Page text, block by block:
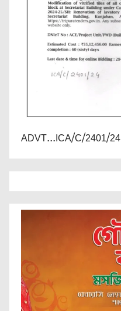
ADVT...ICA/C/2401/24